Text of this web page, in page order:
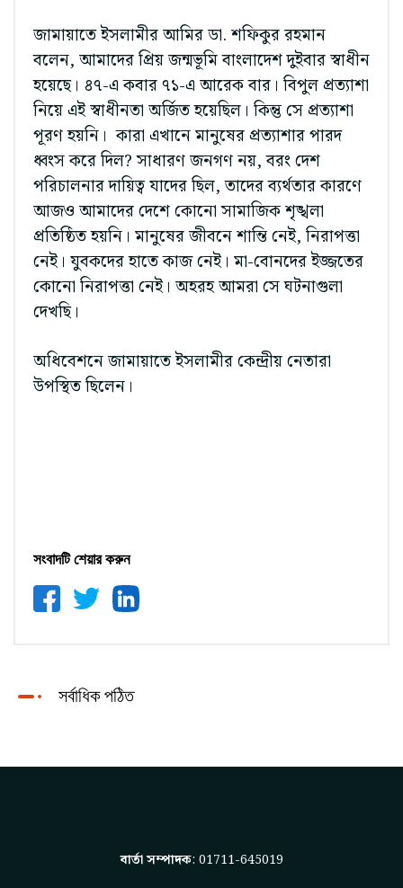
জামায়াতে ইসলামীর আমির ডা. শফিকুর রহমান
বলেন, আমাদের প্রিয় জন্মভূমি বাংলাদেশ দুইবার স্বাধীন
হয়েছে। ৪৭-এ কবার ৭১-এ আরেক বার। বিপুল প্রত্যাশা
নিয়ে এই স্বাধীনতা অর্জিত হয়েছিল। কিন্তু সে প্রত্যাশা
পূরণ হয়নি। কারা এখানে মানুষের প্রত্যাশার পারদ
ধ্বংস করে দিল? সাধারণ জনগণ নয়, বরং দেশ
পরিচালনার দায়িত্ব যাদের ছিল, তাদের ব্যর্থতার কারণে
আজও আমাদের দেশে কোনো সামাজিক শৃঙ্খলা
প্রতিষ্ঠিত হয়নি। মানুষের জীবনে শান্তি নেই, নিরাপত্তা
নেই। যুবকদের হাতে কাজ নেই। মা-বোনদের ইজ্জতের
কোনো নিরাপত্তা নেই। অহরহ আমরা সে ঘটনাগুলা
দেখছি।
অধিবেশনে জামায়াতে ইসলামীর কেন্দ্রীয় নেতারা
উপস্থিত ছিলেন।
সংবাদটি শেয়ার করুন
সর্বাধিক পঠিত
বার্তা সম্পাদক: 01711-645019